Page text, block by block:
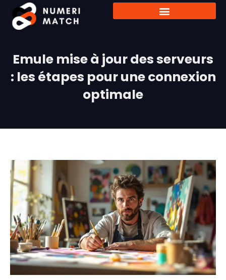
Emule mise à jour des serveurs
: les étapes pour une connexion
optimale